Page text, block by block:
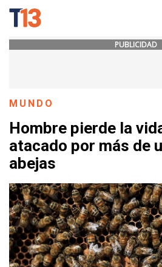
PUBLICIDAD
MUNDO
Hombre pierde la
atacado por más de
abejas